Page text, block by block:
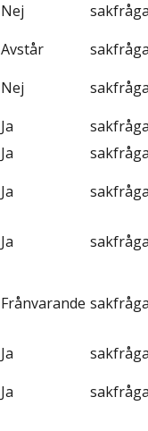
Nej
Avstår
Nej
Ja
Ja
Ja
Ja
Frånvarande
Ja
Ja